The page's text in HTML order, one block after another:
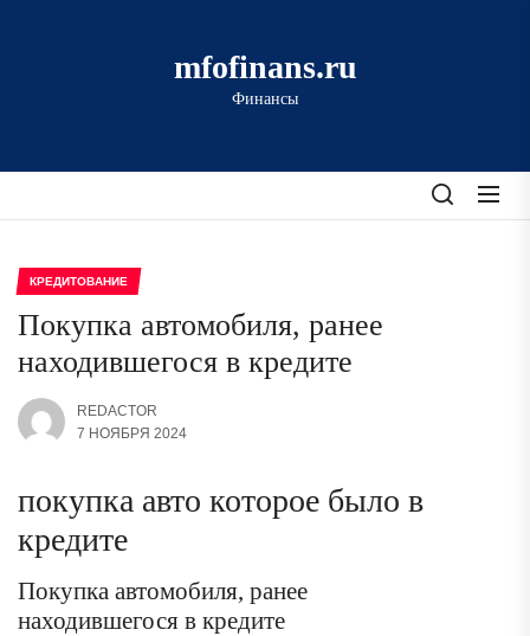
mfofinans.ru
Финансы
КРЕДИТОВАНИЕ
Покупка автомобиля, ранее
находившегося в кредите
REDACTOR
7 НОЯБРЯ 2024
покупка авто которое было в
кредите
Покупка автомобиля, ранее
находившегося в кредите